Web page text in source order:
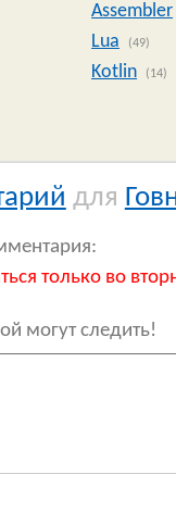
Assembler
Lua
(49)
Kotlin (14)
для
только во
могут следить!